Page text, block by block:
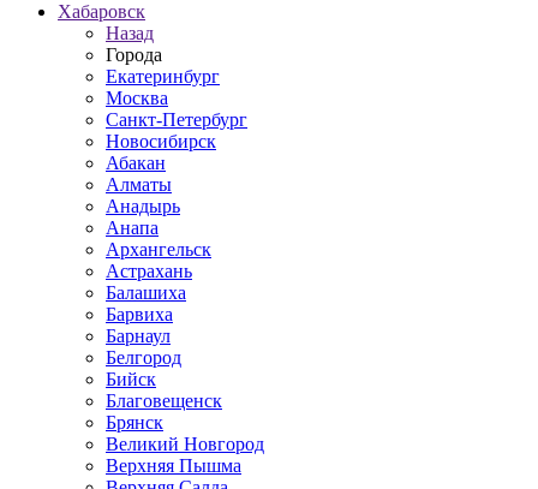
Хабаровск
Назад
Города
Екатеринбург
Москва
Санкт-Петербург
Новосибирск
Абакан
Алматы
Анадырь
Анапа
Архангельск
Астрахань
Балашиха
Барвиха
Барнаул
Белгород
Бийск
Благовещенск
Брянск
Великий Новгород
Верхняя Пышма